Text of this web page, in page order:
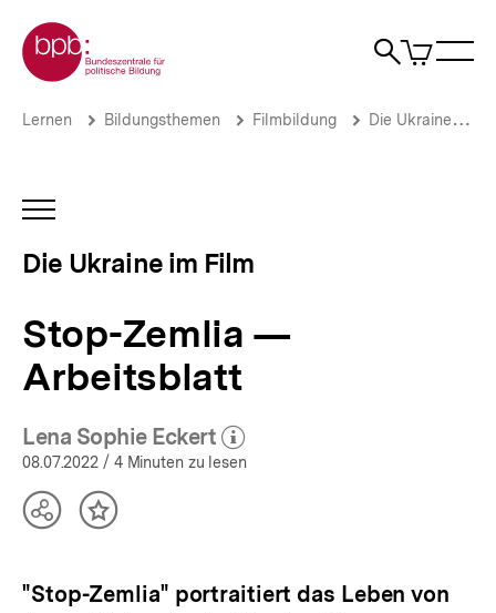
zum
Seiteninhalt
springen
Zur Startseite der bpb
Suche
Artikel
im
Stop-
Die
Ukraine
bpb.de
Brotkrümelnavigation
Pfadnavigation
Lernen Bildungsthemen Filmbildung Die Ukraine im Film
INHALTSNAVIGATION
Die Ukraine im Film
Stop-Zemlia —
Arbeitsblatt
Lena Sophie Eckert
(Mehr zum Autor)
öffnen
08.07.2022 / 4 Minuten zu lesen
TeilenInhalt
"Stop-Zemlia" portraitiert das Leben von